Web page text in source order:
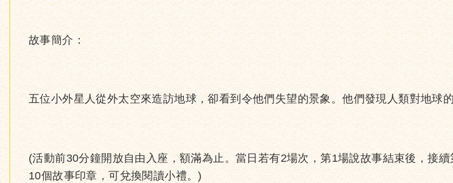
故事簡介：
五位小外星人從外太空來造訪地球，卻看到令他們失望的景象。他們發現人類對地
(活動前30分鐘開放自由入座，額滿為止。當日若有2場次，第1場說故事結束後，接
10個故事印章，可兌換閱讀小禮。)